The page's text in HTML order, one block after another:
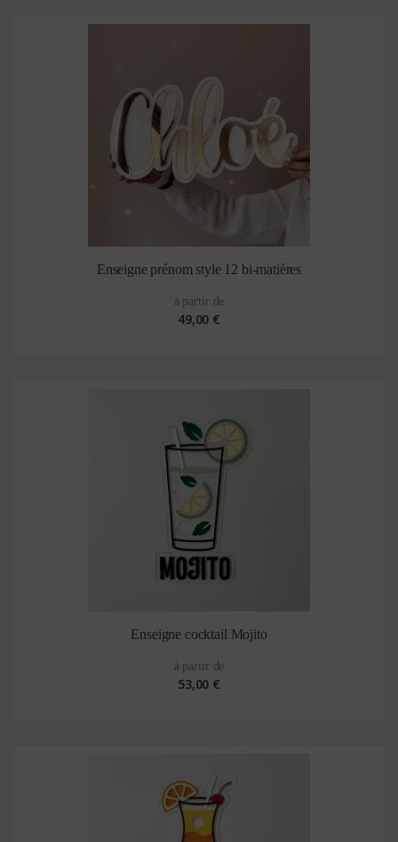
Enseigne prénom style 12 bi-matières
à partir de
49,00 €
Enseigne cocktail Mojito
à partir de
53,00 €